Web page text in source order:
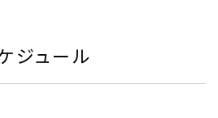
ジュール